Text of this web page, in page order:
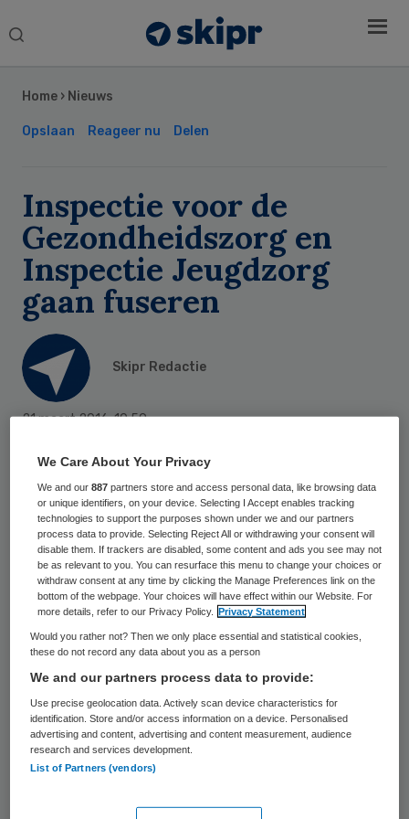
Search
Home › Nieuws
Opslaan Reageer nu Delen
Inspectie voor de
Gezondheidszorg en
Inspectie Jeugdzorg
gaan fuseren
Skipr Redactie
21 maart 2016,10:59
De Inspectie voor de Gezondheidszorg
(IGZ) en Inspectie Jeugdzorg (IJZ) gaan
fuseren. De naam van de nieuwe inspectie
wordt Inspectie Gezondheidszorg en
Jeugd.
In januari 2015 is de Jeugdwet in werking
getreden. Sinds die tijd zijn de IJZ en de
IGZ samen verantwoordelijk voor het
toezicht op de jeugdhulp. De jarenlange
samenwerking tussen beide inspecties is
Sidebar
We Care About Your Privacy
We and our887 partners store and access personal data, like browsing data
or unique identifiers, on your device. Selecting I Accept enables tracking
technologies to support the purposes shown under we and our partners
process data to provide. Selecting Reject All or withdrawing your consent will
disable them. If trackers are disabled, some content and ads you see may not
be as relevant to you. You can resurface this menu to change your choices or
withdraw consent at any time by clicking the Manage Preferences link on the
bottom of the webpage. Your choices will have effect within our Website. For
more details, refer to our Privacy Policy.
Privacy Statement
Would you rather not? Then we only place essential and statistical cookies,
these do not record any data about you as a person
We and our partners process data to provide:
Use precise geolocation data. Actively scan device characteristics for
identification. Store and/or access information on a device. Personalised
advertising and content, advertising and content measurement, audience
research and services development.
List of Partners (vendors)